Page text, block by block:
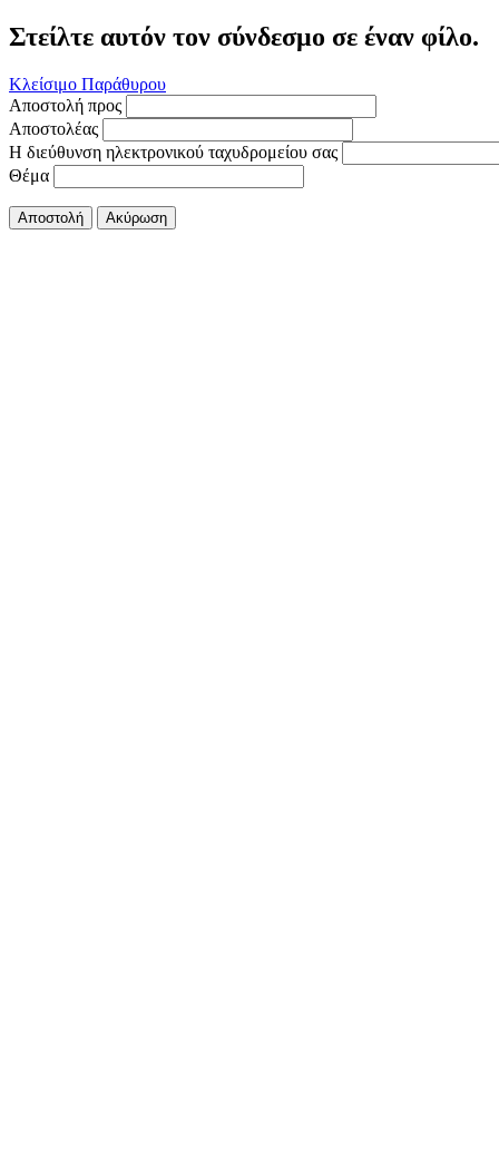
Στείλτε αυτόν τον σύνδεσμο σε έναν φίλο.
Κλείσιμο Παράθυρου
Αποστολή προς
Αποστολέας
Η διεύθυνση ηλεκτρονικού ταχυδρομείου σας
Θέμα
Αποστολή Ακύρωση